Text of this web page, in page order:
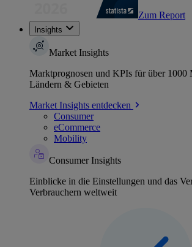
Zum Report
Insights
Market Insights
Marktprognosen und KPIs für über 1000
Ländern & Gebieten
Market Insights entdecken
Consumer
eCommerce
Mobility
Consumer Insights
Einblicke in die Einstellungen und das
Verbrauchern weltweit